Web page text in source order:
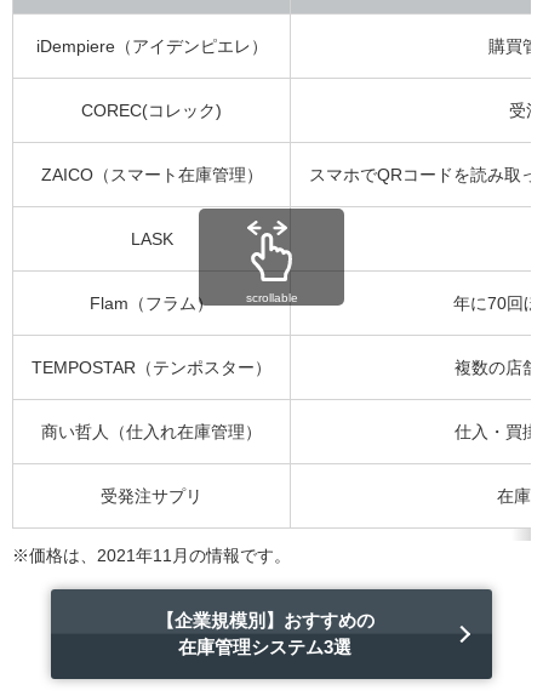
iDempiere（アイデンピエレ） 購買
COREC(コレック) 受
ZAICO（スマート在庫管理） スマホでQRコードを読み取
LASK
Flam（フラム） 年に70回
TEMPOSTAR（テンポスター） 複数の店
商い哲人（仕入れ在庫管理） 仕入・買
受発注サプリ 在庫
scrollable
※価格は、2021年11月の情報です。
【企業規模別】おすすめの
在庫管理システム3選